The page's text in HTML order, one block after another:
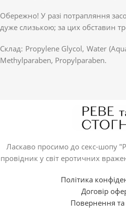
Обережно! У разі потрапляння
дуже слизькою; за цих обставин
Склад: Propylene Glycol, Water
Methylparaben, Propylparaben.
Ласкаво просимо до секс-шопу
провідник у світ еротичних
Політика
Договір
Повернення та